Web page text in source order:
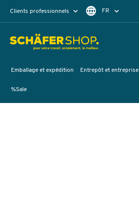
Clients professionnels FR
Emballage et expédition Entrepôt et entreprise
%Sale